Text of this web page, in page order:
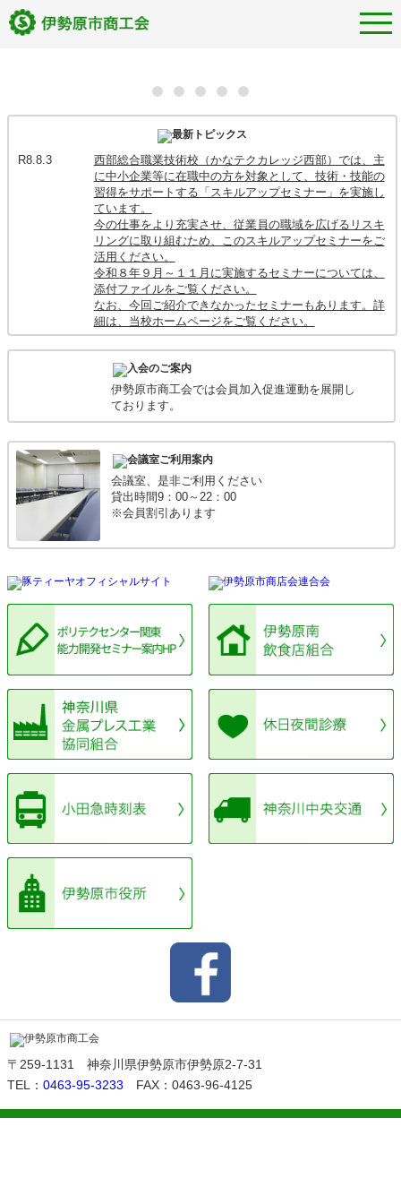
R8.8.3
西部総合職業技術校（かなテクカレッジ西部）では、主
に中小企業等に在職中の方を対象として、技術・技能の
習得をサポートする「スキルアップセミナー」を実施し
ています。
今の仕事をより充実させ、従業員の職域を広げるリスキ
リングに取り組むため、このスキルアップセミナーをご
活用ください。
令和８年９月～１１月に実施するセミナーについては、
添付ファイルをご覧ください。
なお、今回ご紹介できなかったセミナーもあります。詳
細は、当校ホームページをご覧ください。
_
_
R8.6.17
『第２０回 ISEHARA ソーレ』開催のお知らせ
今年のISEHARAソーレは記念すべき第２０回大会を
迎えます。[開催日10月3日(土)]
つきましてはソーレに参加するチームの募集をスター
トします。
込みください。
_
_
R8.3.27
【伊勢原市プレミアム付商品券】
４月１日より商品券購入申込の申請を開始します（～４
月３０日まで）
《申込方法》
① 伊勢原市公式ホームページより電子申請
※「伊勢原市」「商品券」で検索すると表示されま
す
ん
購入申込チラシ付属の専用はがきは、公民館等の
公共施設、市内信用金庫
（中栄・中南・平塚）の各支店、伊勢原市観光協
会、伊勢原市商工会で配布しています
購入申込者情報の入力漏れや間違いを防ぐため、できる
限り
の申し込みにご協力をお願いします
_
_
R8.2.24
2月下旬より商品券取扱店舗の募集を開始します
https://www.city.isehara.kanagawa.jp/docs/2026021000063/
②
事務処理円滑化のため、なるべく「
伊勢原市商工会では会員加入促進運動を展開し
ております。
会議室、是非ご利用ください
貸出時間9：00～22：00
※会員割引あります
〒259-1131 神奈川県伊勢原市伊勢原2-7-31
TEL： 0463-95-3233 FAX：0463-96-4125